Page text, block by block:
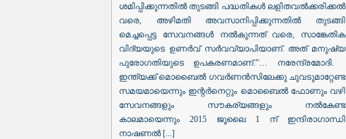
ശമിപ്പിക്കുന്നതിൽ തുടങ്ങി പദ്ധതികൾ ലളിതവൽക്കരിക്കൽ
വരെ, അഴിമതി അവസാനിപ്പിക്കുന്നതിൽ തുടങ്ങി
മെച്ചപ്പെട്ട സേവനങ്ങൾ നൽകുന്നത് വരെ, സാങ്കേതിക
വിദ്യയുടെ ഉണർവ് സർവവ്യാപിയാണ്. അത് മനുഷ്യ
പുരോഗതിയുടെ ഉപകരണമാണ്.”… നരേന്ദ്രമോദി.
ഇന്ത്യക്ക് മൊബൈൽ ഗവർണൻസിലേക്കു ചുവടുമാറ്റേണ്ട
സമയമായെന്നും ഇന്റർനെറ്റും മൊബൈൽ ഫോണും വഴി
സേവനങ്ങളും സൗകര്യങ്ങളും നൽകേണ്ട
കാലമായെന്നും 2015 ജൂലൈ 1 ന് ഇന്ദിരാഗാന്ധി
നാഷണൽ [...]